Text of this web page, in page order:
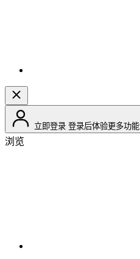
立即登录 登录后体验更多功能
浏览